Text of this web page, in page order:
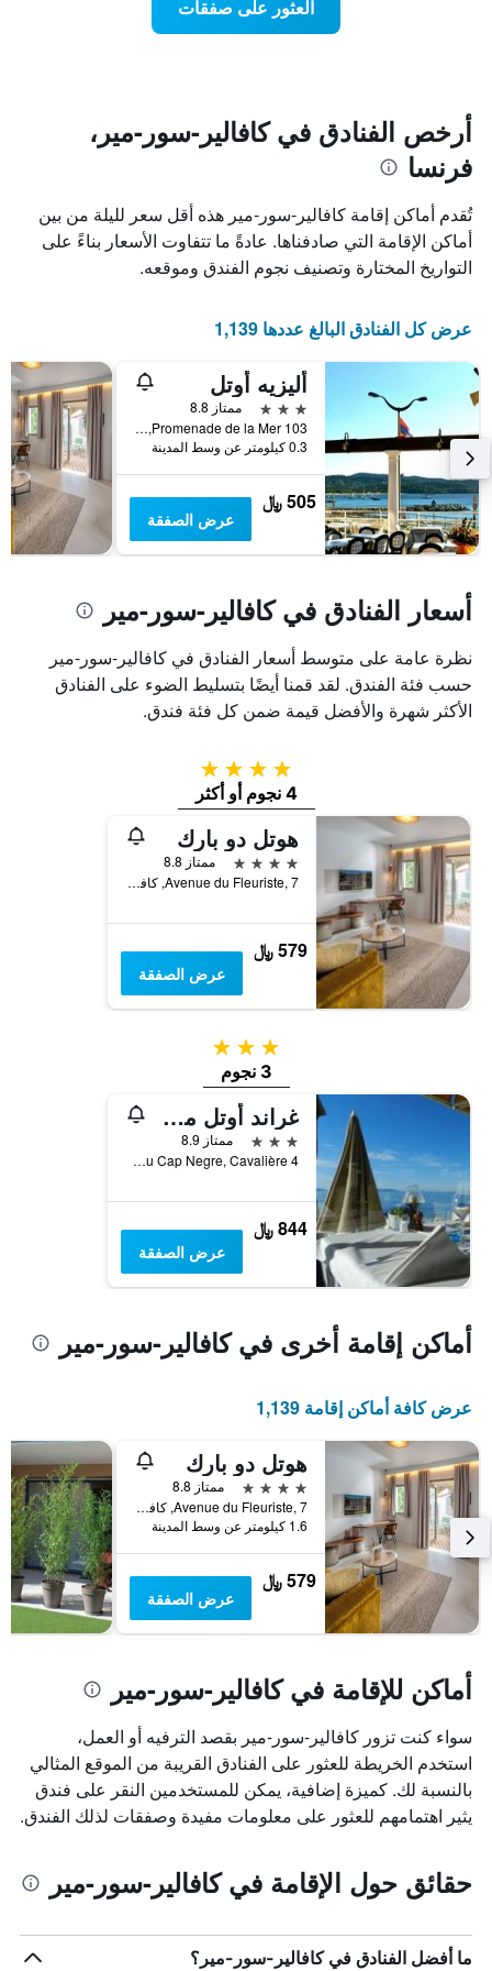
المخطط
1
محور
Y
الذي
يعرض
متوسط
سعر
عطلة
الأسبوع
خلال
آخر
3
أيام
محور
الذي
يعرض
عدد
الأيام
قبل
المخطط
محور
الذي
يعرض
متوسط
سعر
غرفة
العثور على صفقات
أرخص الفنادق في كافالير-سور-مير،
فرنسا
تُقدم أماكن إقامة كافالير-سور-مير هذه أقل سعر لليلة من بين
أماكن الإقامة التي صادفناها. عادةً ما تتفاوت الأسعار بناءً على
التواريخ المختارة وتصنيف نجوم الفندق وموقعه.
عرض كل الفنادق البالغ عددها 1,139
أليزيه أوتل
3 نجوم
ممتاز 8.8
103 Promenade de la Mer, كافالير-سور-مير, إقليم فار, فرنسا
0.3 كيلومتر عن وسط المدينة
505 ﷼
عرض الصفقة
أسعار الفنادق في كافالير-سور-مير
نظرة عامة على متوسط أسعار الفنادق في كافالير-سور-مير
حسب فئة الفندق. لقد قمنا أيضًا بتسليط الضوء على الفنادق
الأكثر شهرة والأفضل قيمة ضمن كل فئة فندق.
4 نجوم
4 نجوم أو أكثر
هوتل دو بارك
4 نجوم
ممتاز 8.8
Avenue du Fleuriste, 7, كافالير-سور-مير, إقليم فار, فرنسا
579 ﷼
عرض الصفقة
3 نجوم
3 نجوم
غراند أوتل موريا
3 نجوم
ممتاز 8.9
4 Avenue du Cap Negre, Cavalière, كافالير-سور-مير, إقليم فار, فرنسا
844 ﷼
عرض الصفقة
أماكن إقامة أخرى في كافالير-سور-مير
عرض كافة أماكن إقامة 1,139
هوتل دو بارك
4 نجوم
ممتاز 8.8
Avenue du Fleuriste, 7, كافالير-سور-مير, إقليم فار, فرنسا
1.6 كيلومتر عن وسط المدينة
579 ﷼
عرض الصفقة
أماكن للإقامة في كافالير-سور-مير
سواء كنت تزور كافالير-سور-مير بقصد الترفيه أو العمل،
استخدم الخريطة للعثور على الفنادق القريبة من الموقع المثالي
بالنسبة لك. كميزة إضافية، يمكن للمستخدمين النقر على فندق
يثير اهتمامهم للعثور على معلومات مفيدة وصفقات لذلك الفندق.
حقائق حول الإقامة في كافالير-سور-مير
ما أفضل الفنادق في كافالير-سور-مير؟